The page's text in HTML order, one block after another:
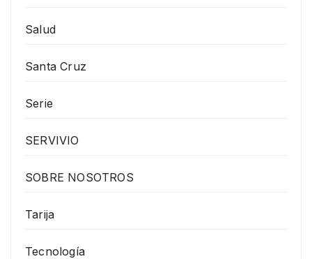
Salud
Santa Cruz
Serie
SERVIVIO
SOBRE NOSOTROS
Tarija
Tecnología